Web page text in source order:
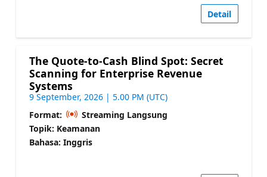
Detail
The Quote-to-Cash Blind Spot: Secret
Scanning for Enterprise Revenue
Systems
9 September, 2026 | 5.00 PM (UTC)
Format:
Streaming Langsung
Topik: Keamanan
Bahasa: Inggris